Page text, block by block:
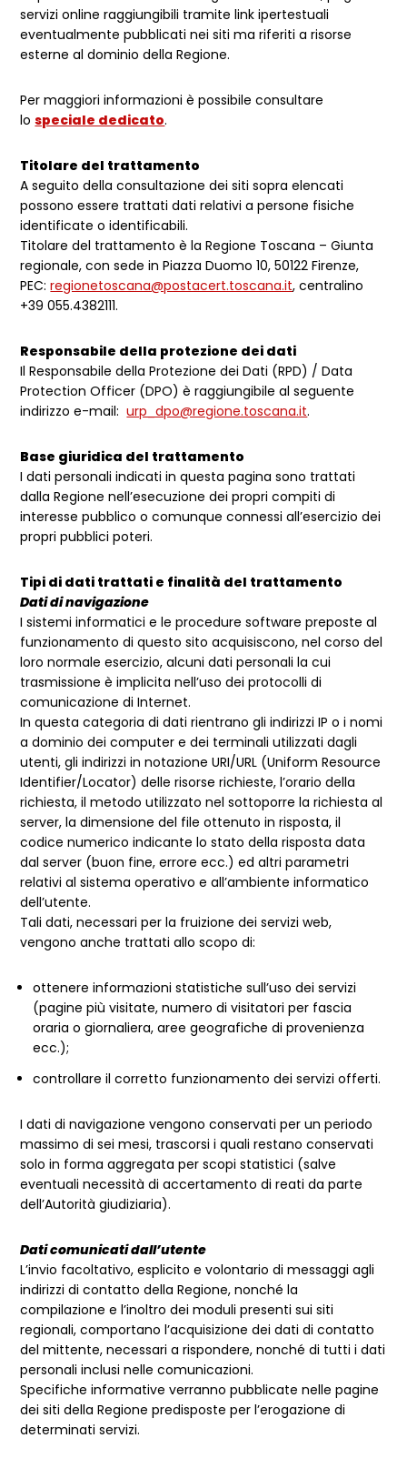
servizi online raggiungibili tramite link ipertestuali
eventualmente pubblicati nei siti ma riferiti a risorse
esterne al dominio della Regione.
Per maggiori informazioni è possibile consultare
lospeciale dedicato.
Titolare del trattamento
A seguito della consultazione dei siti sopra elencati
possono essere trattati dati relativi a persone fisiche
identificate o identificabili.
Titolare del trattamento è la Regione Toscana – Giunta
regionale, con sede in Piazza Duomo 10, 50122 Firenze,
PEC:regionetoscana@postacert.toscana.it, centralino
+39 055.4382111.
Responsabile della protezione dei dati
Il Responsabile della Protezione dei Dati (RPD) / Data
Protection Officer (DPO) è raggiungibile al seguente
indirizzo e-mail:urp_dpo@regione.toscana.it.
Base giuridica del trattamento
I dati personali indicati in questa pagina sono trattati
dalla Regione nell’esecuzione dei propri compiti di
interesse pubblico o comunque connessi all’esercizio dei
propri pubblici poteri.
Tipi di dati trattati e finalità del trattamento
Dati di navigazione
I sistemi informatici e le procedure software preposte al
funzionamento di questo sito acquisiscono, nel corso del
loro normale esercizio, alcuni dati personali la cui
trasmissione è implicita nell’uso dei protocolli di
comunicazione di Internet.
In questa categoria di dati rientrano gli indirizzi IP o i nomi
a dominio dei computer e dei terminali utilizzati dagli
utenti, gli indirizzi in notazione URI/URL (Uniform Resource
Identifier/Locator) delle risorse richieste, l’orario della
richiesta, il metodo utilizzato nel sottoporre la richiesta al
server, la dimensione del file ottenuto in risposta, il
codice numerico indicante lo stato della risposta data
dal server (buon fine, errore ecc.) ed altri parametri
relativi al sistema operativo e all’ambiente informatico
dell’utente.
Tali dati, necessari per la fruizione dei servizi web,
vengono anche trattati allo scopo di:
ottenere informazioni statistiche sull’uso dei servizi
(pagine più visitate, numero di visitatori per fascia
oraria o giornaliera, aree geografiche di provenienza
ecc.);
controllare il corretto funzionamento dei servizi offerti.
I dati di navigazione vengono conservati per un periodo
massimo di sei mesi, trascorsi i quali restano conservati
solo in forma aggregata per scopi statistici (salve
eventuali necessità di accertamento di reati da parte
dell’Autorità giudiziaria).
Dati comunicati dall’utente
L’invio facoltativo, esplicito e volontario di messaggi agli
indirizzi di contatto della Regione, nonché la
compilazione e l’inoltro dei moduli presenti sui siti
regionali, comportano l’acquisizione dei dati di contatto
del mittente, necessari a rispondere, nonché di tutti i dati
personali inclusi nelle comunicazioni.
Specifiche informative verranno pubblicate nelle pagine
dei siti della Regione predisposte per l’erogazione di
determinati servizi.